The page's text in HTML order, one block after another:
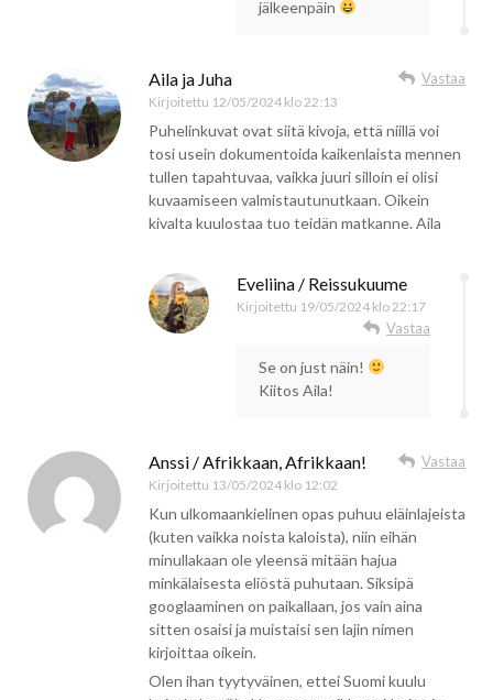
jälkeenpäin
Aila ja Juha
Kirjoitettu 12/05/2024 klo 22:13
Vastaa
Puhelinkuvat ovat siitä kivoja, että niillä voi
tosi usein dokumentoida kaikenlaista mennen
tullen tapahtuvaa, vaikka juuri silloin ei olisi
kuvaamiseen valmistautunutkaan. Oikein
kivalta kuulostaa tuo teidän matkanne. Aila
Eveliina / Reissukuume
Kirjoitettu 19/05/2024 klo 22:17
Vastaa
Se on just näin!
Kiitos Aila!
Anssi / Afrikkaan, Afrikkaan!
Kirjoitettu 13/05/2024 klo 12:02
Vastaa
Kun ulkomaankielinen opas puhuu eläinlajeista
(kuten vaikka noista kaloista), niin eihän
minullakaan ole yleensä mitään hajua
minkälaisesta eliöstä puhutaan. Siksipä
googlaaminen on paikallaan, jos vain aina
sitten osaisi ja muistaisi sen lajin nimen
kirjoittaa oikein.
Olen ihan tyytyväinen, ettei Suomi kuulu